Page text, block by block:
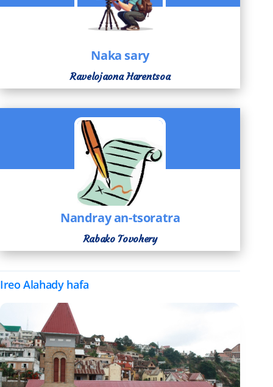
Naka sary
Ravelojaona Harentsoa
Nandray an-tsoratra
Rabako Tovohery
Ireo Alahady hafa